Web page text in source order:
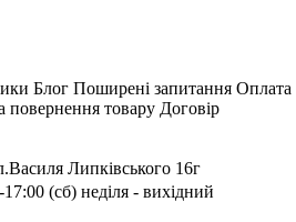
Блог Поширені запитання Оплата
повернення товару Договір
Липківського 16г
(сб) неділя - вихідний